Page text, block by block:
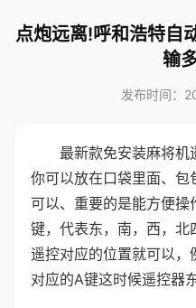
点炮远离!呼和浩特自
输
发布时间：
最新款免安装麻将机
你可以放在口袋里面、
可以、重要的是能方便
键，代表东，南，西，
遥控对应的位置就可以
对应的A键这时候遥控器